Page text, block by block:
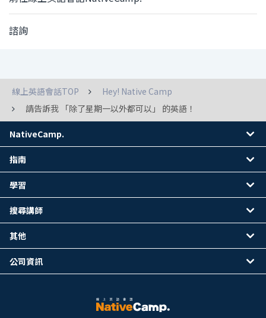
諮詢
線上英語會話TOP
Hey! Native Camp
請告訴我 「除了星期一以外都可以」 的英語！
NativeCamp.
指南
學習
搜尋講師
其他
公司資訊